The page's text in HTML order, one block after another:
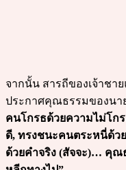
จากนั้น สารถีของเจ้าชา
ประกาศคุณธรรมของนา
คนโกรธด้วยความไม่โก
ดี, ทรงชนะคนตระหนี่ด้ว
ด้วยคำจริง (สัจจะ)… คุณ